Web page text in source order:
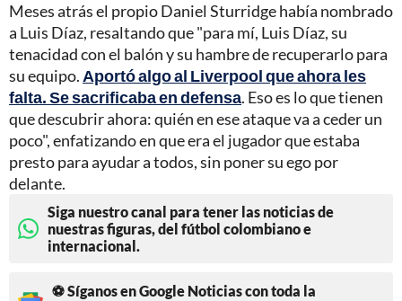
Meses atrás el propio Daniel Sturridge había nombrado
a Luis Díaz, resaltando que "para mí, Luis Díaz, su
tenacidad con el balón y su hambre de recuperarlo para
su equipo. Aportó algo al Liverpool que ahora les
falta. Se sacrificaba en defensa. Eso es lo que tienen
que descubrir ahora: quién en ese ataque va a ceder un
poco", enfatizando en que era el jugador que estaba
presto para ayudar a todos, sin poner su ego por
delante.
Siga nuestro canal para tener las noticias de
nuestras figuras, del fútbol colombiano e
internacional.
⚽ Síganos en Google Noticias con toda la